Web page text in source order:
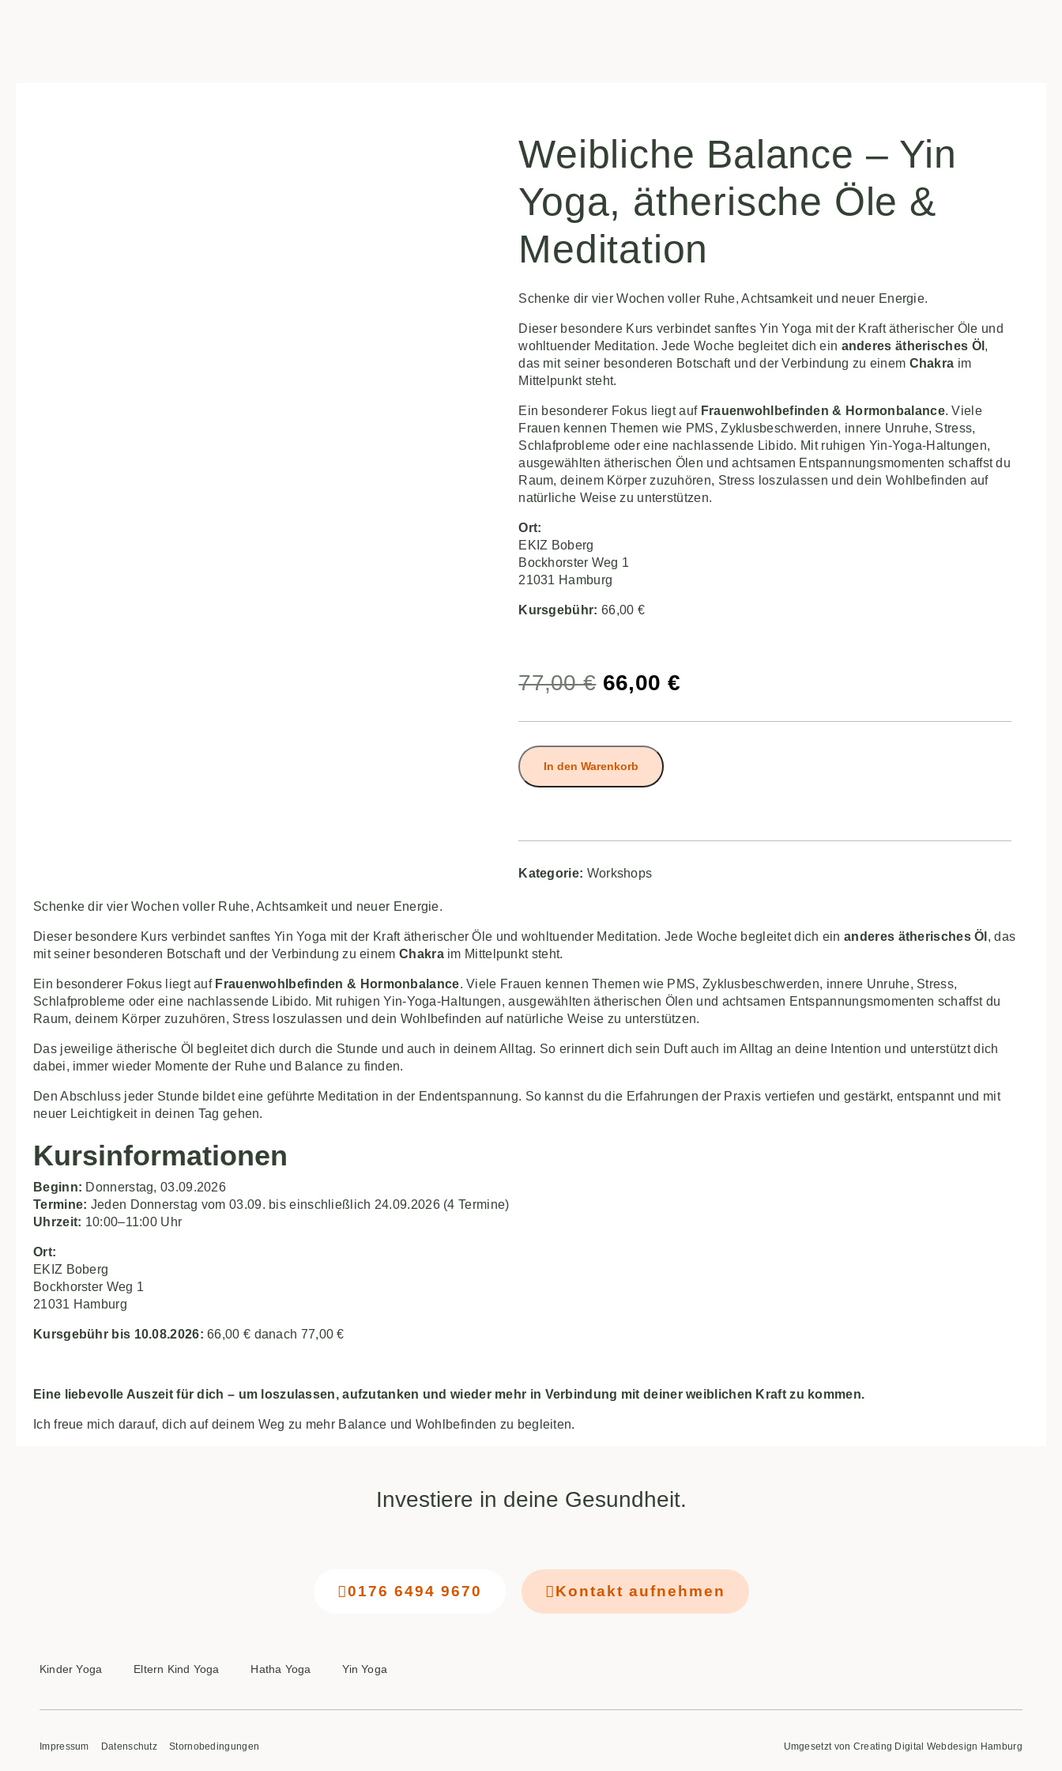
Weibliche Balance – Yin
Yoga, ätherische Öle &
Meditation
Schenke dir vier Wochen voller Ruhe, Achtsamkeit und neuer Energie.
Dieser besondere Kurs verbindet sanftes Yin Yoga mit der Kraft ätherischer Öle und
wohltuender Meditation. Jede Woche begleitet dich ein anderes ätherisches Öl ,
das mit seiner besonderen Botschaft und der Verbindung zu einem Chakra im
Mittelpunkt steht.
Ein besonderer Fokus liegt auf Frauenwohlbefinden & Hormonbalance. Viele
Frauen kennen Themen wie PMS, Zyklusbeschwerden, innere Unruhe, Stress,
Schlafprobleme oder eine nachlassende Libido. Mit ruhigen Yin-Yoga-Haltungen,
ausgewählten ätherischen Ölen und achtsamen Entspannungsmomenten schaffst du
Raum, deinem Körper zuzuhören, Stress loszulassen und dein Wohlbefinden auf
natürliche Weise zu unterstützen.
Ort:
EKIZ Boberg
Bockhorster Weg 1
21031 Hamburg
Kursgebühr: 66,00 €
77,00€ 66,00 €
In den Warenkorb
Kategorie: Workshops
Schenke dir vier Wochen voller Ruhe, Achtsamkeit und neuer Energie.
Dieser besondere Kurs verbindet sanftes Yin Yoga mit der Kraft ätherischer Öle und wohltuender Meditation. Jede Woche begleitet dich einanderes ätherisches Öl , das
mit seiner besonderen Botschaft und der Verbindung zu einem Chakraim Mittelpunkt steht.
Ein besonderer Fokus liegt auf Frauenwohlbefinden & Hormonbalance. Viele Frauen kennen Themen wie PMS, Zyklusbeschwerden, innere Unruhe, Stress,
Schlafprobleme oder eine nachlassende Libido. Mit ruhigen Yin-Yoga-Haltungen, ausgewählten ätherischen Ölen und achtsamen Entspannungsmomenten schaffst du
Raum, deinem Körper zuzuhören, Stress loszulassen und dein Wohlbefinden auf natürliche Weise zu unterstützen.
Das jeweilige ätherische Öl begleitet dich durch die Stunde und auch in deinem Alltag. So erinnert dich sein Duft auch im Alltag an deine Intention und unterstützt dich
dabei, immer wieder Momente der Ruhe und Balance zu finden.
Den Abschluss jeder Stunde bildet eine geführte Meditation in der Endentspannung. So kannst du die Erfahrungen der Praxis vertiefen und gestärkt, entspannt und mit
neuer Leichtigkeit in deinen Tag gehen.
Kursinformationen
Beginn: Donnerstag, 03.09.2026
Termine: Jeden Donnerstag vom 03.09. bis einschließlich 24.09.2026 (4 Termine)
Uhrzeit: 10:00–11:00 Uhr
Ort:
EKIZ Boberg
Bockhorster Weg 1
21031 Hamburg
Kursgebühr bis 10.08.2026: 66,00 € danach 77,00 €
Eine liebevolle Auszeit für dich – um loszulassen, aufzutanken und wieder mehr in Verbindung mit deiner weiblichen Kraft zu kommen.
Ich freue mich darauf, dich auf deinem Weg zu mehr Balance und Wohlbefinden zu begleiten.
Investiere in deine Gesundheit.
0176 6494 9670 Kontakt aufnehmen
Kinder Yoga Eltern Kind Yoga Hatha Yoga Yin Yoga
Impressum Datenschutz Stornobedingungen Umgesetzt von Creating Digital Webdesign Hamburg